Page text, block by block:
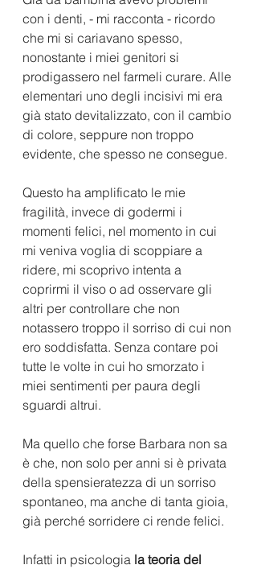
con i denti, - mi racconta - ricordo
che mi si cariavano spesso,
nonostante i miei genitori si
prodigassero nel farmeli curare. Alle
elementari uno degli incisivi mi era
già stato devitalizzato, con il cambio
di colore, seppure non troppo
evidente, che spesso ne consegue.
Questo ha amplificato le mie
fragilità, invece di godermi i
momenti felici, nel momento in cui
mi veniva voglia di scoppiare a
ridere, mi scoprivo intenta a
coprirmi il viso o ad osservare gli
altri per controllare che non
notassero troppo il sorriso di cui non
ero soddisfatta. Senza contare poi
tutte le volte in cui ho smorzato i
miei sentimenti per paura degli
sguardi altrui.
Ma quello che forse Barbara non sa
è che, non solo per anni si è privata
della spensieratezza di un sorriso
spontaneo, ma anche di tanta gioia,
già perché sorridere ci rende felici.
Infatti in psicologia la teoria del